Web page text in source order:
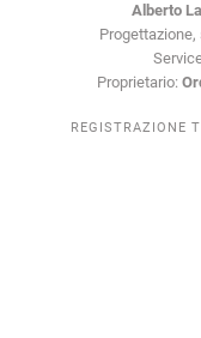
Alberto
Proprietario:
REGISTRAZIONE